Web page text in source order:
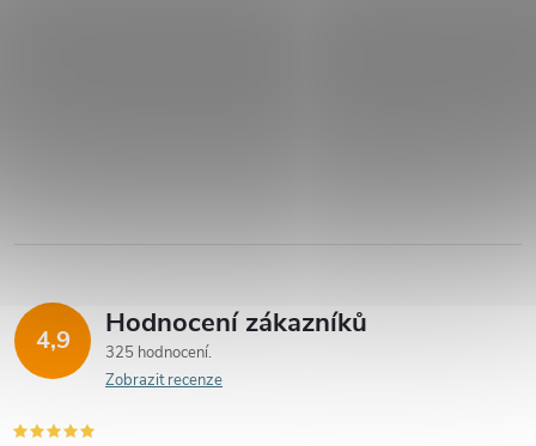
4,9 Hodnocení zákazníků
325 hodnocení
Zobrazit recenze